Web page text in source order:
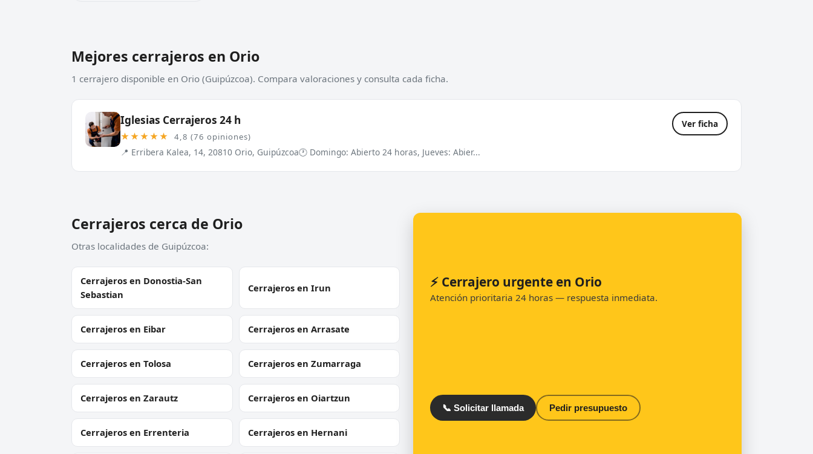
Mejores cerrajeros en Orio
1 cerrajero disponible en Orio (Guipúzcoa). Compara valoraciones y consulta cada ficha.
Iglesias Cerrajeros 24 h
★★★★★ 4,8 (76 opiniones)
📍 Erribera Kalea, 14, 20810 Orio, Guipúzcoa🕐 Domingo: Abierto 24 horas, Jueves: Abier...
Ver ficha
Cerrajeros cerca de Orio
Otras localidades de Guipúzcoa:
Cerrajeros en Donostia-San
Sebastian
Cerrajeros en Irun
Cerrajeros en Eibar Cerrajeros en Arrasate
Cerrajeros en Tolosa Cerrajeros en Zumarraga
Cerrajeros en Zarautz Cerrajeros en Oiartzun
Cerrajeros en Errenteria Cerrajeros en Hernani
⚡ Cerrajero urgente en Orio
Atención prioritaria 24 horas — respuesta inmediata.
📞 Solicitar llamada Pedir presupuesto